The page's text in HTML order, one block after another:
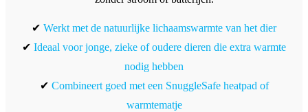
✔ Werkt met de natuurlijke lichaamswarmte van het dier
✔ Ideaal voor jonge, zieke of oudere dieren die extra warmte
nodig hebben
✔ Combineert goed met een SnuggleSafe heatpad of
warmtematje